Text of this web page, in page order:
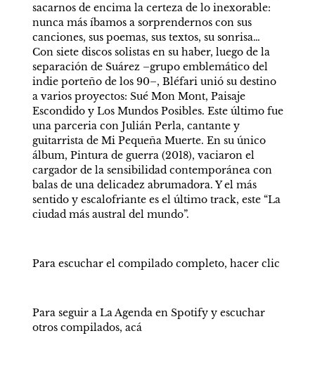
sacarnos de encima la certeza de lo inexorable:
nunca más íbamos a sorprendernos con sus
canciones, sus poemas, sus textos, su sonrisa…
Con siete discos solistas en su haber, luego de la
separación de Suárez –grupo emblemático del
indie porteño de los 90–, Bléfari unió su destino
a varios proyectos: Sué Mon Mont, Paisaje
Escondido y Los Mundos Posibles. Este último fue
una parceria con Julián Perla, cantante y
guitarrista de Mi Pequeña Muerte. En su único
álbum, Pintura de guerra (2018), vaciaron el
cargador de la sensibilidad contemporánea con
balas de una delicadez abrumadora. Y el más
sentido y escalofriante es el último track, este “La
ciudad más austral del mundo”.
Para escuchar el compilado completo, hacer clic
Para seguir a La Agenda en Spotify y escuchar
otros compilados, acá